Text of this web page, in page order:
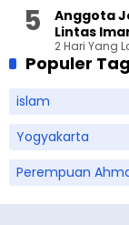
Anggota
Lintas
Festival di
2 Hari Yang
Populer Tag
islam
Yogyakarta
Perempuan